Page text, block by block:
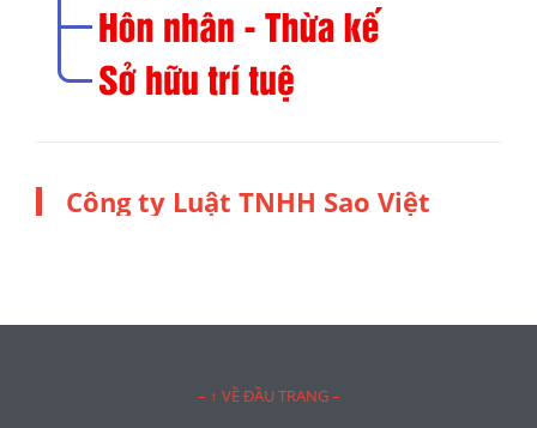
Công ty Luật TNHH Sao Việt
– ↑ VỀ ĐẦU TRANG –